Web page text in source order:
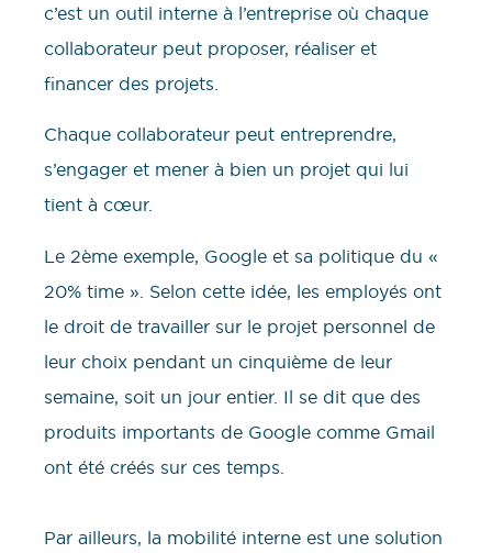
c’est un outil interne à l’entreprise où chaque
collaborateur peut proposer, réaliser et
financer des projets.
Chaque collaborateur peut entreprendre,
s’engager et mener à bien un projet qui lui
tient à cœur.
Le 2ème exemple, Google et sa politique du «
20% time ». Selon cette idée, les employés ont
le droit de travailler sur le projet personnel de
leur choix pendant un cinquième de leur
semaine, soit un jour entier. Il se dit que des
produits importants de Google comme Gmail
ont été créés sur ces temps.
Par ailleurs, la mobilité interne est une solution